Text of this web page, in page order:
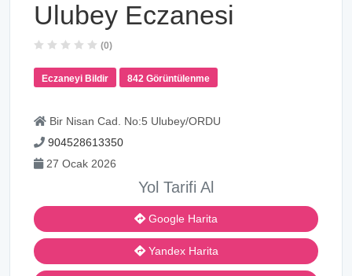
Ulubey Eczanesi
(0)
Eczaneyi Bildir 842 Görüntülenme
Bir Nisan Cad. No:5 Ulubey/ORDU
904528613350
27 Ocak 2026
Yol Tarifi Al
Google Harita
Yandex Harita